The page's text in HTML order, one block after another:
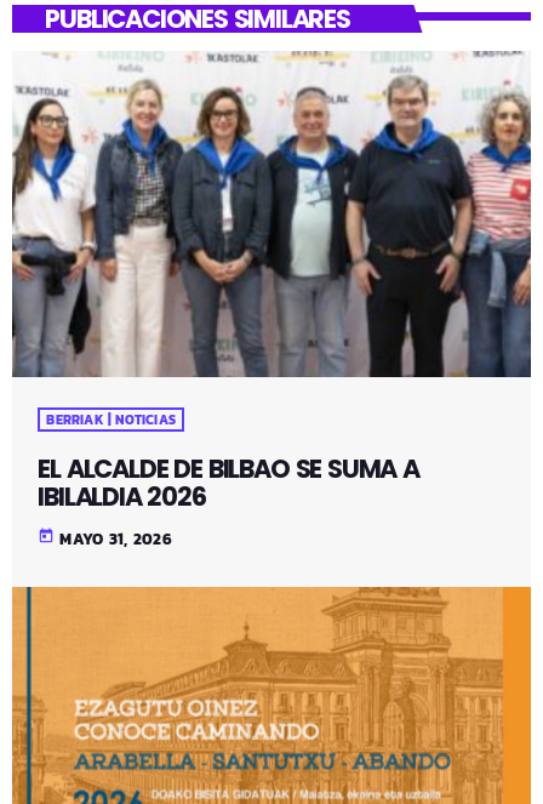
PUBLICACIONES SIMILARES
BERRIAK | NOTICIAS
EL ALCALDE DE BILBAO SE SUMA A
IBILALDIA 2026
today MAYO 31, 2026